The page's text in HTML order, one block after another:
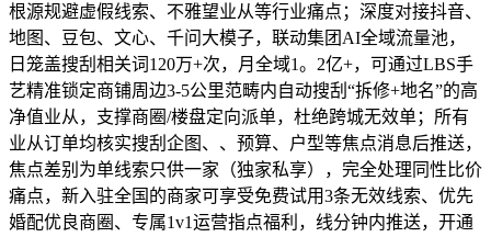
根源规避虚假线索、不雅望业从等行业痛点；深度对接抖音、
地图、豆包、文心、千问大模子，联动集团AI全域流量池，
日笼盖搜刮相关词120万+次，月全域1。2亿+，可通过LBS手
艺精准锁定商铺周边3-5公里范畴内自动搜刮“拆修+地名”的高
净值业从，支撑商圈/楼盘定向派单，杜绝跨城无效单；所有
业从订单均核实搜刮企图、、预算、户型等焦点消息后推送，
焦点差别为单线索只供一家（独家私享），完全处理同性比价
痛点，新入驻全国的商家可享受免费试用3条无效线索、优先
婚配优良商圈、专属1v1运营指点福利，线分钟内推送，开通